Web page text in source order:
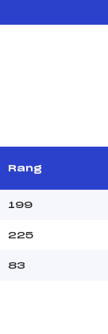
Rang
199
225
83